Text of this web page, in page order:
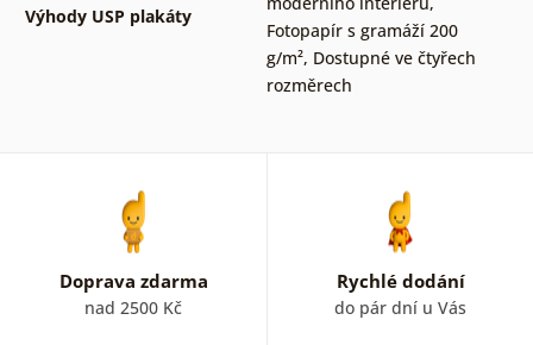
Výhody USP plakáty
Fotopapír s gramáží 200
g/m², Dostupné ve čtyřech
rozměrech
Doprava zdarma
nad 2500 Kč
Rychlé dodání
do pár dní u Vás